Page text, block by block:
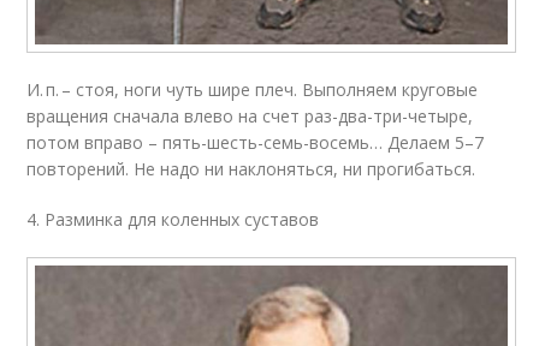
И. п. – стоя, ноги чуть шире плеч. Выполняем круговые
вращения сначала влево на счет раз-два-три-четыре,
потом вправо – пять-шесть-семь-восемь… Делаем 5–7
повторений. Не надо ни наклоняться, ни прогибаться.
4. Разминка для коленных суставов